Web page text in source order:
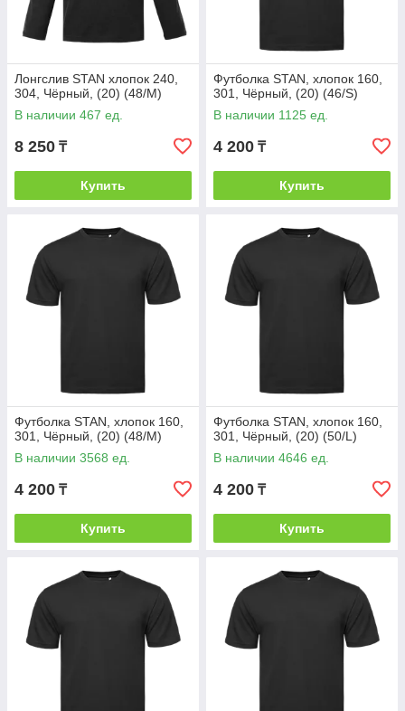
Лонгслив STAN хлопок 240,
304, Чёрный, (20) (48/M)
В наличии 467 ед.
8 250 ₸
Купить
Футболка STAN, хлопок 160,
301, Чёрный, (20) (46/S)
В наличии 1125 ед.
4 200 ₸
Купить
Футболка STAN, хлопок 160,
301, Чёрный, (20) (48/M)
В наличии 3568 ед.
4 200 ₸
Купить
Футболка STAN, хлопок 160,
301, Чёрный, (20) (50/L)
В наличии 4646 ед.
4 200 ₸
Купить